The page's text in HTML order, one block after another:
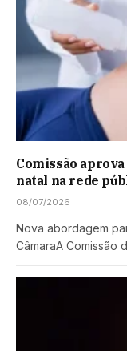
Comissão
natal na rede
08/07/2026
Nova abordagem
CâmaraA Comissão